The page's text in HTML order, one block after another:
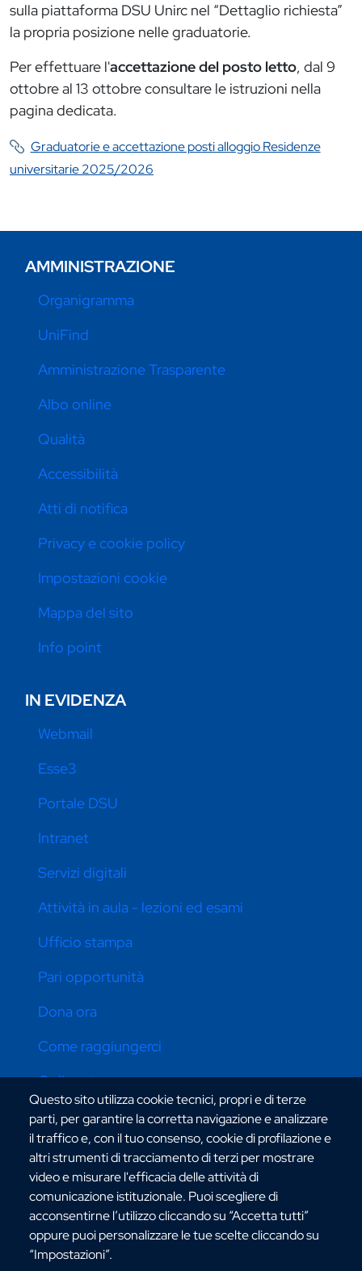
sulla piattaforma DSU Unirc nel “Dettaglio richiesta”
la propria posizione nelle graduatorie.
Per effettuare l'accettazione del posto letto, dal 9
ottobre al 13 ottobre consultare le istruzioni nella
pagina dedicata.
Graduatorie e accettazione posti alloggio Residenze
universitarie 2025/2026
Questo sito utilizza cookie tecnici, propri e di terze
parti, per garantire la corretta navigazione e analizzare
il traffico e, con il tuo consenso, cookie di profilazione e
altri strumenti di tracciamento di terzi per mostrare
video e misurare l'efficacia delle attività di
comunicazione istituzionale. Puoi scegliere di
acconsentirne l’utilizzo cliccando su “Accetta tutti”
oppure puoi personalizzare le tue scelte cliccando su
“Impostazioni”.
CONTATTI ATENEO
Via dell'Università, 25 - 89124 Reggio Calabria
AMMINISTRAZIONE
Organigramma
UniFind
Amministrazione Trasparente
Albo online
Qualità
Accessibilità
Atti di notifica
Privacy e cookie policy
Impostazioni cookie
Mappa del sito
Info point
IN EVIDENZA
Webmail
Esse3
Portale DSU
Intranet
Servizi digitali
Attività in aula - lezioni ed esami
Ufficio stampa
Pari opportunità
Dona ora
Come raggiungerci
Online store